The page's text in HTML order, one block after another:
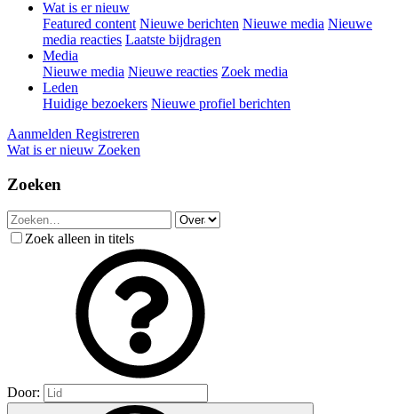
Wat is er nieuw
Featured content Nieuwe berichten Nieuwe media Nieuwe
media reacties Laatste bijdragen
Media
Nieuwe media Nieuwe reacties Zoek media
Leden
Huidige bezoekers Nieuwe profiel berichten
Aanmelden Registreren
Wat is er nieuw Zoeken
Zoeken
Zoek alleen in titels
Door: